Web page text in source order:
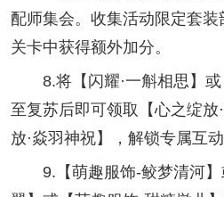
配师集会。收集活动限定套
关卡中获得额外加分。
8.将【闪耀·一斛相思】或
至复苏后即可领取【心之绽放
放·焱羽神祝】，解锁专属互动
9.【萌趣服饰-鲛梦清河】